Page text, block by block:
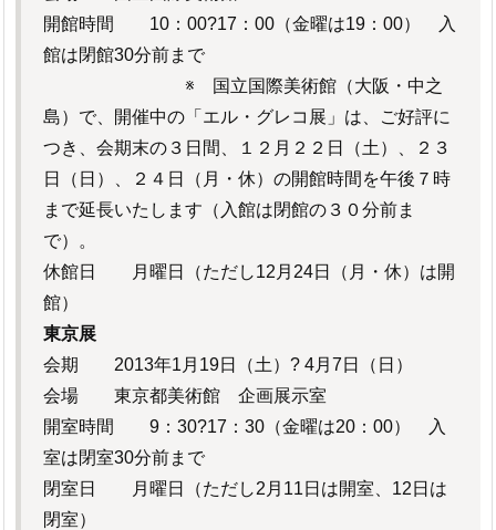
開館時間 10：00?17：00（金曜は19：00） 入
館は閉館30分前まで
※ 国立国際美術館（大阪・中之
島）で、開催中の「エル・グレコ展」は、ご好評に
つき、会期末の３日間、１２月２２日（土）、２３
日（日）、２４日（月・休）の開館時間を午後７時
まで延長いたします（入館は閉館の３０分前ま
で）。
休館日 月曜日（ただし12月24日（月・休）は開
館）
東京展
会期 2013年1月19日（土）? 4月7日（日）
会場 東京都美術館 企画展示室
開室時間 9：30?17：30（金曜は20：00） 入
室は閉室30分前まで
閉室日 月曜日（ただし2月11日は開室、12日は
閉室）